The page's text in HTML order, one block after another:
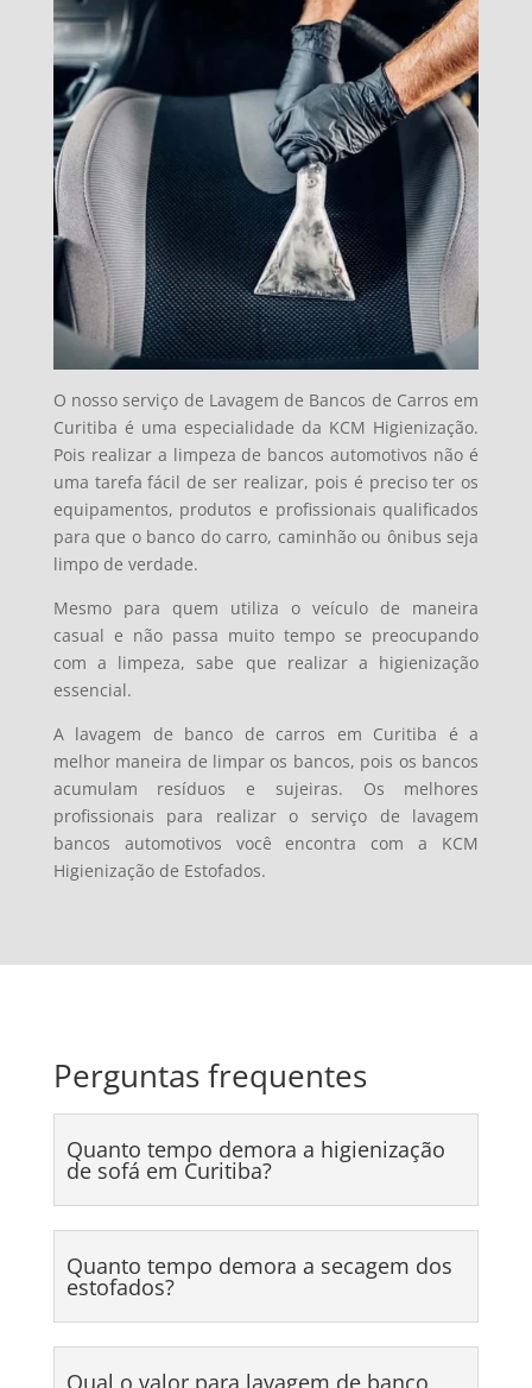
O nosso serviço de Lavagem de Bancos de Carros em
Curitiba é uma especialidade da KCM Higienização.
Pois realizar a limpeza de bancos automotivos não é
uma tarefa fácil de ser realizar, pois é preciso ter os
equipamentos, produtos e profissionais qualificados
para que o banco do carro, caminhão ou ônibus seja
limpo de verdade.
Mesmo para quem utiliza o veículo de maneira
casual e não passa muito tempo se preocupando
com a limpeza, sabe que realizar a higienização
essencial.
A lavagem de banco de carros em Curitiba é a
melhor maneira de limpar os bancos, pois os bancos
acumulam resíduos e sujeiras. Os melhores
profissionais para realizar o serviço de lavagem
bancos automotivos você encontra com a KCM
Higienização de Estofados.
Perguntas frequentes
Quanto tempo demora a higienização
de sofá em Curitiba?
Quanto tempo demora a secagem dos
estofados?
Qual o valor para lavagem de banco